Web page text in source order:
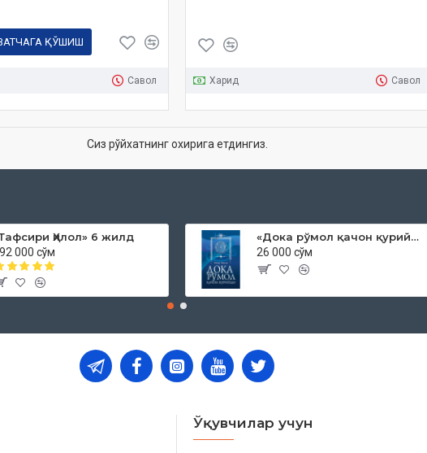
ҚЎШИШ
Савол Харид Савол
Сиз рўйхатнинг охирига етдингиз.
Ҳилол» 6 жилд
000 сўм
«Дока рўмол қачон қурийди»
26 000 сўм
Ўқувчилар учун